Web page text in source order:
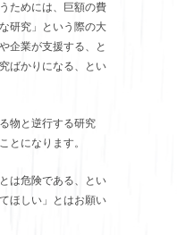
ためには、巨額の費
研究」という際の大
企業が支援する、と
ばかりになる、とい
物と逆行する研究
とになります。
は危険である、とい
ほしい」とはお願い